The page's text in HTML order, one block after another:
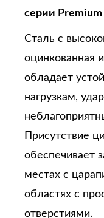
серии Premium
Сталь с
оцинкованная
обладает
нагрузкам,
Присутствие
обеспечивает
местах с
областях с
отверстиями.